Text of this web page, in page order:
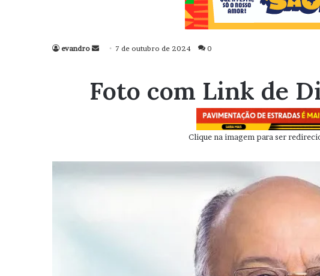
evandro
Mande
mail
7 de outubro de 2024 0
Foto com Link de
Clique na imagem para ser